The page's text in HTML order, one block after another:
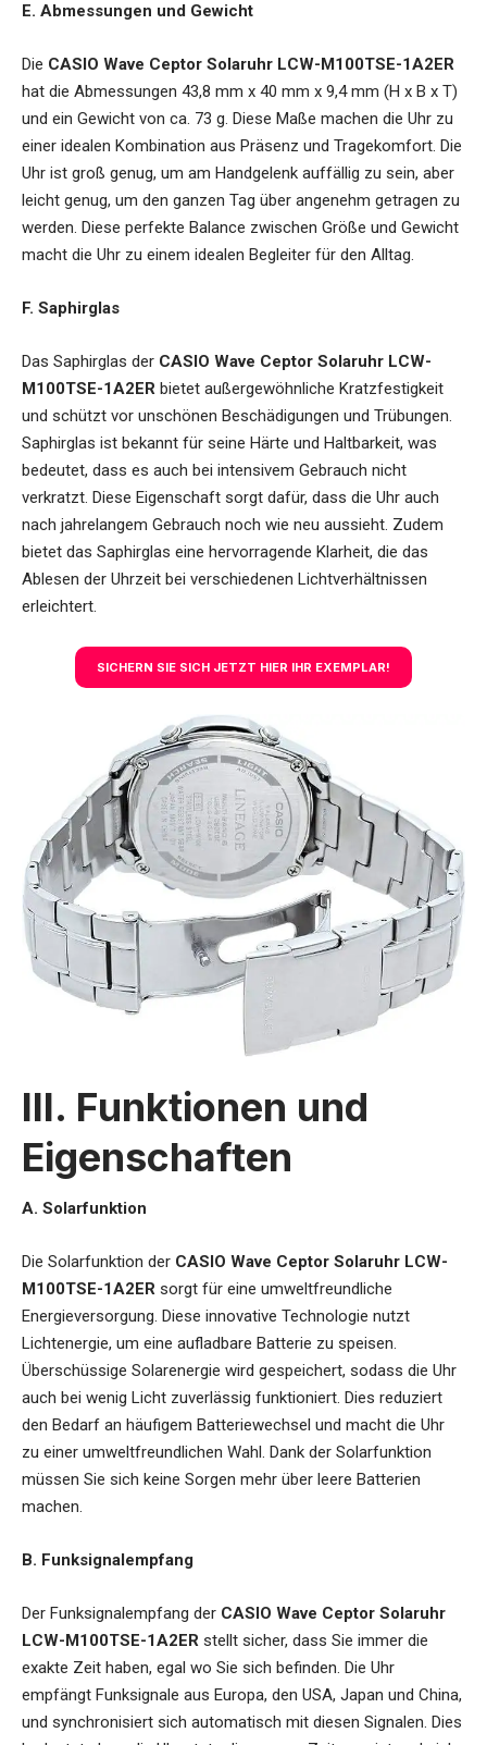
E. Abmessungen und Gewicht
Die CASIO Wave Ceptor Solaruhr LCW-M100TSE-1A2ER
hat die Abmessungen 43,8 mm x 40 mm x 9,4 mm (H x B x T)
und ein Gewicht von ca. 73 g. Diese Maße machen die Uhr zu
einer idealen Kombination aus Präsenz und Tragekomfort. Die
Uhr ist groß genug, um am Handgelenk auffällig zu sein, aber
leicht genug, um den ganzen Tag über angenehm getragen zu
werden. Diese perfekte Balance zwischen Größe und Gewicht
macht die Uhr zu einem idealen Begleiter für den Alltag.
F. Saphirglas
Das Saphirglas der CASIO Wave Ceptor Solaruhr LCW-
M100TSE-1A2ER bietet außergewöhnliche Kratzfestigkeit
und schützt vor unschönen Beschädigungen und Trübungen.
Saphirglas ist bekannt für seine Härte und Haltbarkeit, was
bedeutet, dass es auch bei intensivem Gebrauch nicht
verkratzt. Diese Eigenschaft sorgt dafür, dass die Uhr auch
nach jahrelangem Gebrauch noch wie neu aussieht. Zudem
bietet das Saphirglas eine hervorragende Klarheit, die das
Ablesen der Uhrzeit bei verschiedenen Lichtverhältnissen
erleichtert.
SICHERN SIE SICH JETZT HIER IHR EXEMPLAR!
III. Funktionen und
Eigenschaften
A. Solarfunktion
Die Solarfunktion der CASIO Wave Ceptor Solaruhr LCW-
M100TSE-1A2ER sorgt für eine umweltfreundliche
Energieversorgung. Diese innovative Technologie nutzt
Lichtenergie, um eine aufladbare Batterie zu speisen.
Überschüssige Solarenergie wird gespeichert, sodass die Uhr
auch bei wenig Licht zuverlässig funktioniert. Dies reduziert
den Bedarf an häufigem Batteriewechsel und macht die Uhr
zu einer umweltfreundlichen Wahl. Dank der Solarfunktion
müssen Sie sich keine Sorgen mehr über leere Batterien
machen.
B. Funksignalempfang
Der Funksignalempfang der CASIO Wave Ceptor Solaruhr
LCW-M100TSE-1A2ER stellt sicher, dass Sie immer die
exakte Zeit haben, egal wo Sie sich befinden. Die Uhr
empfängt Funksignale aus Europa, den USA, Japan und China,
und synchronisiert sich automatisch mit diesen Signalen. Dies